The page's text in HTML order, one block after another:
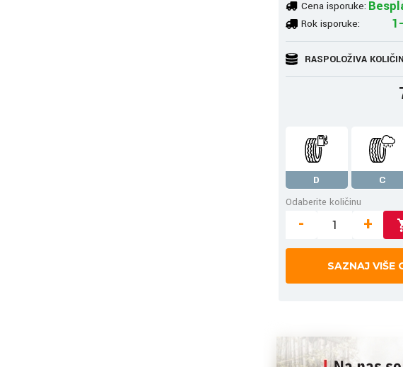
Cena isporuke:
Rok isporuke:
RASPOLOŽIVA
D C
Odaberite količinu
- +
SAZNAJ VIŠE